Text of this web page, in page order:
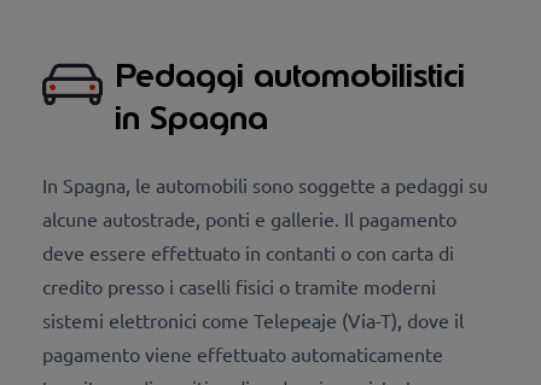
Pedaggi automobilistici
in Spagna
In Spagna, le automobili sono soggette a pedaggi su
alcune autostrade, ponti e gallerie. Il pagamento
deve essere effettuato in contanti o con carta di
credito presso i caselli fisici o tramite moderni
sistemi elettronici come Telepeaje (Via-T), dove il
pagamento viene effettuato automaticamente